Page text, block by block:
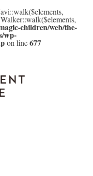
children/web/the-
wp-
on line677